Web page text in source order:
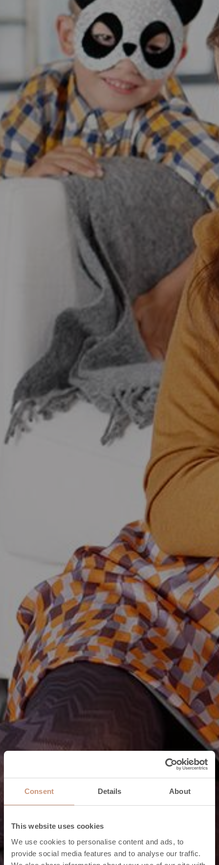
Consent Details About
This website uses cookies
We use cookies to personalise content and ads, to
provide social media features and to analyse our traffic.